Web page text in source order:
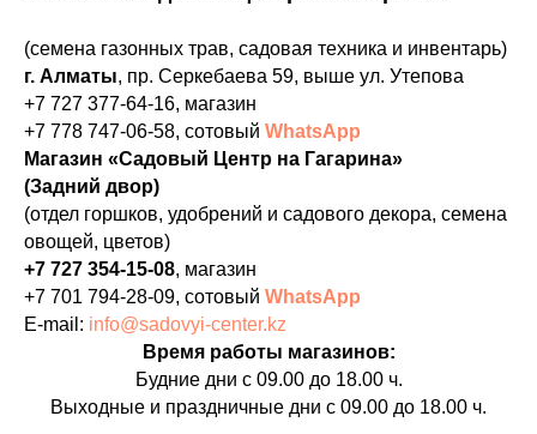
(семена газонных трав, садовая техника и инвентарь)
г. Алматы, пр. Серкебаева 59, выше ул. Утепова
+7 727 377-64-16, магазин
+7 778 747-06-58, сотовый WhatsApp
Магазин «Садовый Центр на Гагарина»
(Задний двор)
(отдел горшков, удобрений и садового декора, семена
овощей, цветов)
+7 727 354-15-08, магазин
+7 701 794-28-09, сотовый WhatsApp
E-mail: info@sadovyi-center.kz
Время работы магазинов:
Будние дни с 09.00 до 18.00 ч.
Выходные и праздничные дни с 09.00 до 18.00 ч.